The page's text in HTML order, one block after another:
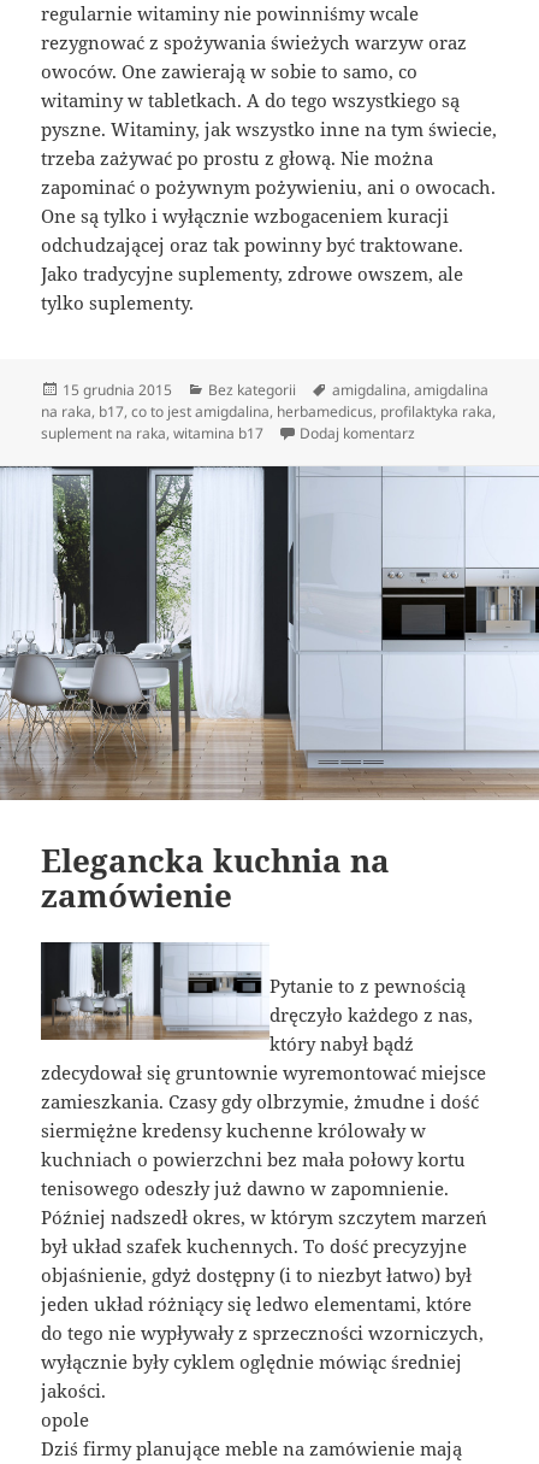
regularnie witaminy nie powinniśmy wcale
rezygnować z spożywania świeżych warzyw oraz
owoców. One zawierają w sobie to samo, co
witaminy w tabletkach. A do tego wszystkiego są
pyszne. Witaminy, jak wszystko inne na tym świecie,
trzeba zażywać po prostu z głową. Nie można
zapominać o pożywnym pożywieniu, ani o owocach.
One są tylko i wyłącznie wzbogaceniem kuracji
odchudzającej oraz tak powinny być traktowane.
Jako tradycyjne suplementy, zdrowe owszem, ale
tylko suplementy.
Data
publikacji
15 grudnia 2015 Kategorie
Bez kategorii Tagi
amigdalina,amigdalina
na raka, b17,co to jest amigdalina, herbamedicus, profilaktyka raka,
suplement na raka,witamina b17 Dodaj komentarz
Elegancka kuchnia na
zamówienie
Pytanie to z pewnością
dręczyło każdego z nas,
który nabył bądź
zdecydował się gruntownie wyremontować miejsce
zamieszkania. Czasy gdy olbrzymie, żmudne i dość
siermiężne kredensy kuchenne królowały w
kuchniach o powierzchni bez mała połowy kortu
tenisowego odeszły już dawno w zapomnienie.
Później nadszedł okres, w którym szczytem marzeń
był układ szafek kuchennych. To dość precyzyjne
objaśnienie, gdyż dostępny (i to niezbyt łatwo) był
jeden układ różniący się ledwo elementami, które
do tego nie wypływały z sprzeczności wzorniczych,
wyłącznie były cyklem oględnie mówiąc średniej
jakości.
opole
Dziś firmy planujące meble na zamówienie mają